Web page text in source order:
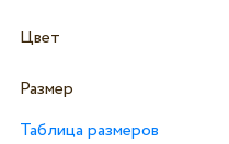
Цвет
Размер
Таблица размеров